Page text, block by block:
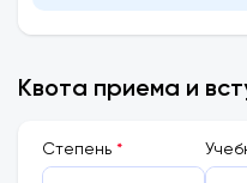
Квота приема и
Cтепень *